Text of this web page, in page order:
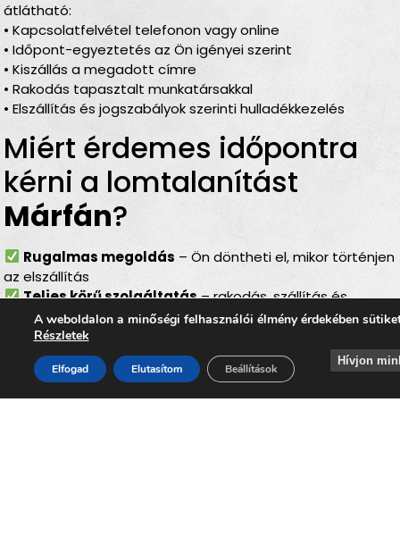
átlátható:
• Kapcsolatfelvétel telefonon vagy online
• Időpont-egyeztetés az Ön igényei szerint
• Kiszállás a megadott címre
• Rakodás tapasztalt munkatársakkal
• Elszállítás és jogszabályok szerinti hulladékkezelés
Miért érdemes időpontra
kérni a lomtalanítást
Márfán?
Rugalmas megoldás – Ön döntheti el, mikor történjen
az elszállítás
Teljes körű szolgáltatás– rakodás, szállítás és
elszámolás egyben
Bírságmentes
a lomokat
Környezetbarát– felelős, szelektív hulladékkezelés
Gyors és hatékony– minimális felfordulással jár
A weboldalon a minőségi felhasználói élmény érdekében
Részletek
Elfogad Elutasítom Beállítások
Hívjon